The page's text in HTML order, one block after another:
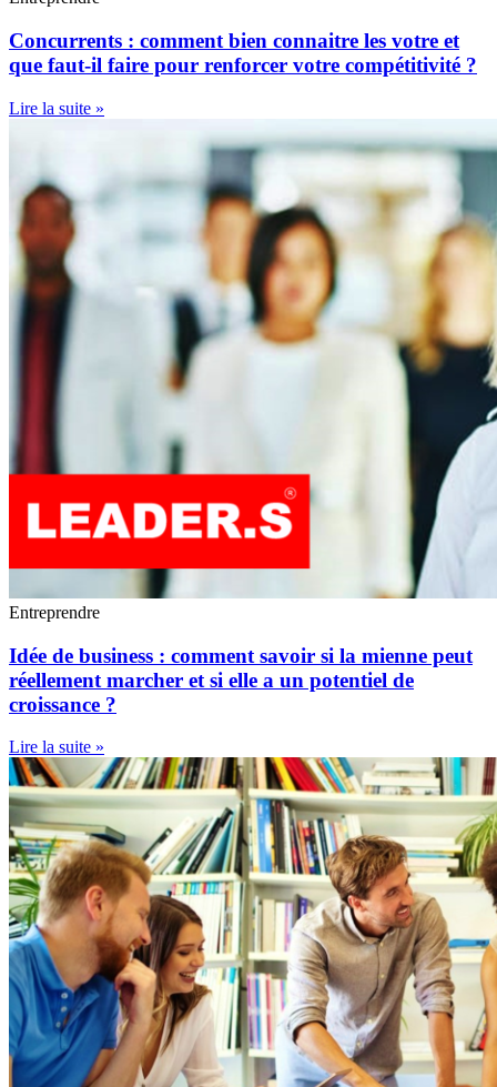
Concurrents : comment bien connaitre les votre et
que faut-il faire pour renforcer votre compétitivité ?
Lire la suite »
Entreprendre
Idée de business : comment savoir si la mienne peut
réellement marcher et si elle a un potentiel de
croissance ?
Lire la suite »